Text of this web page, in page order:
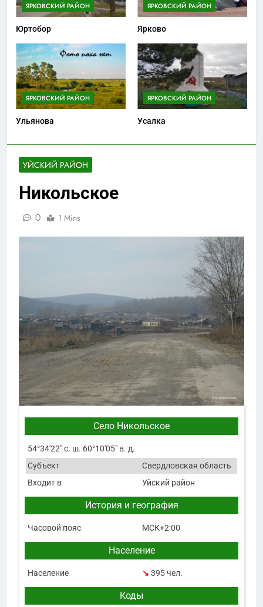
УЙСКИЙ РАЙОН
Никольское
0 1 Mins
Село Никольское
54°34′22″ с. ш. 60°10′05″ в. д.
Субъект
Свердловская область
Входит в
Уйский район
История и география
Часовой пояс МСК+2:00
Население
Население ↘ 395 чел.
Коды
ЯРКОВСКИЙ РАЙОН
Юртобор
ЯРКОВСКИЙ РАЙОН
Ярково
ЯРКОВСКИЙ РАЙОН
Ульянова
ЯРКОВСКИЙ РАЙОН
Усалка